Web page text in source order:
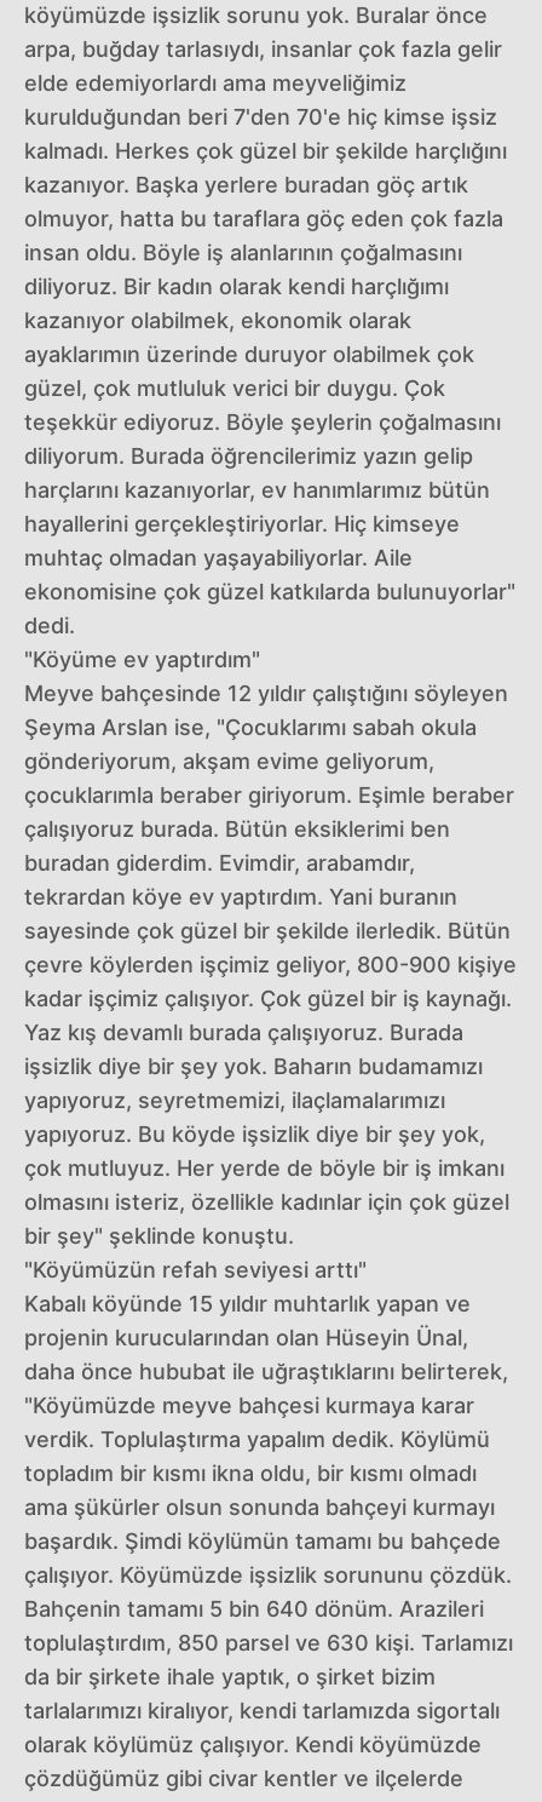
köyümüzde işsizlik sorunu yok. Buralar önce
arpa, buğday tarlasıydı, insanlar çok fazla gelir
elde edemiyorlardı ama meyveliğimiz
kurulduğundan beri 7'den 70'e hiç kimse işsiz
kalmadı. Herkes çok güzel bir şekilde harçlığını
kazanıyor. Başka yerlere buradan göç artık
olmuyor, hatta bu taraflara göç eden çok fazla
insan oldu. Böyle iş alanlarının çoğalmasını
diliyoruz. Bir kadın olarak kendi harçlığımı
kazanıyor olabilmek, ekonomik olarak
ayaklarımın üzerinde duruyor olabilmek çok
güzel, çok mutluluk verici bir duygu. Çok
teşekkür ediyoruz. Böyle şeylerin çoğalmasını
diliyorum. Burada öğrencilerimiz yazın gelip
harçlarını kazanıyorlar, ev hanımlarımız bütün
hayallerini gerçekleştiriyorlar. Hiç kimseye
muhtaç olmadan yaşayabiliyorlar. Aile
ekonomisine çok güzel katkılarda bulunuyorlar"
dedi.
"Köyüme ev yaptırdım"
Meyve bahçesinde 12 yıldır çalıştığını söyleyen
Şeyma Arslan ise, "Çocuklarımı sabah okula
gönderiyorum, akşam evime geliyorum,
çocuklarımla beraber giriyorum. Eşimle beraber
çalışıyoruz burada. Bütün eksiklerimi ben
buradan giderdim. Evimdir, arabamdır,
tekrardan köye ev yaptırdım. Yani buranın
sayesinde çok güzel bir şekilde ilerledik. Bütün
çevre köylerden işçimiz geliyor, 800-900 kişiye
kadar işçimiz çalışıyor. Çok güzel bir iş kaynağı.
Yaz kış devamlı burada çalışıyoruz. Burada
işsizlik diye bir şey yok. Baharın budamamızı
yapıyoruz, seyretmemizi, ilaçlamalarımızı
yapıyoruz. Bu köyde işsizlik diye bir şey yok,
çok mutluyuz. Her yerde de böyle bir iş imkanı
olmasını isteriz, özellikle kadınlar için çok güzel
bir şey" şeklinde konuştu.
"Köyümüzün refah seviyesi arttı"
Kabalı köyünde 15 yıldır muhtarlık yapan ve
projenin kurucularından olan Hüseyin Ünal,
daha önce hububat ile uğraştıklarını belirterek,
"Köyümüzde meyve bahçesi kurmaya karar
verdik. Toplulaştırma yapalım dedik. Köylümü
topladım bir kısmı ikna oldu, bir kısmı olmadı
ama şükürler olsun sonunda bahçeyi kurmayı
başardık. Şimdi köylümün tamamı bu bahçede
çalışıyor. Köyümüzde işsizlik sorununu çözdük.
Bahçenin tamamı 5 bin 640 dönüm. Arazileri
toplulaştırdım, 850 parsel ve 630 kişi. Tarlamızı
da bir şirkete ihale yaptık, o şirket bizim
tarlalarımızı kiralıyor, kendi tarlamızda sigortalı
olarak köylümüz çalışıyor. Kendi köyümüzde
çözdüğümüz gibi civar kentler ve ilçelerde